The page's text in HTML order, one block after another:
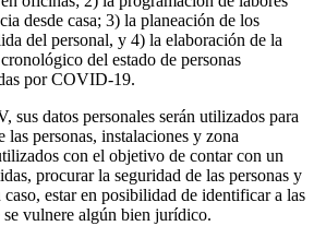
desde casa; 3) la planeación de los
del personal, y 4) la elaboración de la
del estado de personas
por COVID-19.
sus datos personales serán utilizados para
las personas, instalaciones y zona
con el objetivo de contar con un
procurar la seguridad de las personas y
caso, estar en posibilidad de identificar a las
se vulnere algún bien jurídico.